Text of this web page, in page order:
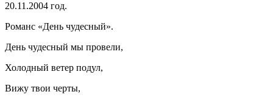
20.11.2004 год.
Романс «День чудесный».
День чудесный мы провели,
Холодный ветер подул,
Вижу твои черты,